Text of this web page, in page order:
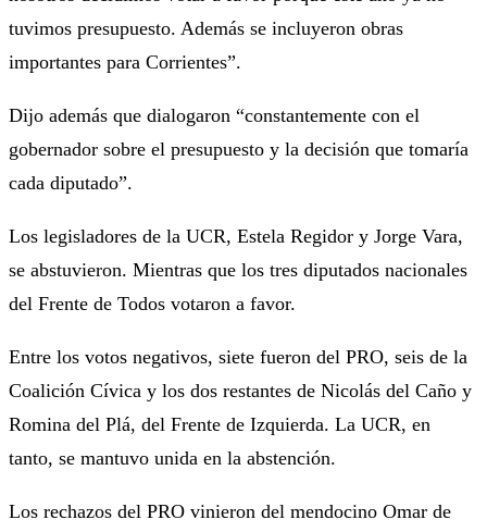
tuvimos presupuesto. Además se incluyeron obras
importantes para Corrientes”.
Dijo además que dialogaron “constantemente con el
gobernador sobre el presupuesto y la decisión que tomaría
cada diputado”.
Los legisladores de la UCR, Estela Regidor y Jorge Vara,
se abstuvieron. Mientras que los tres diputados nacionales
del Frente de Todos votaron a favor.
Entre los votos negativos, siete fueron del PRO, seis de la
Coalición Cívica y los dos restantes de Nicolás del Caño y
Romina del Plá, del Frente de Izquierda. La UCR, en
tanto, se mantuvo unida en la abstención.
Los rechazos del PRO vinieron del mendocino Omar de